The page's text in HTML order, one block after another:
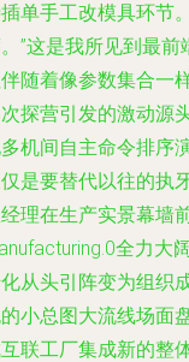
单手工改模具环节
”这是我所见到最
随着像参数集合一
探营引发的激动源
机间自主命令排序
是要替代以往的执
理在生产实景幕墙
全力大
从头引阵变为组织
小总图大流线场面
联工厂集成新的整